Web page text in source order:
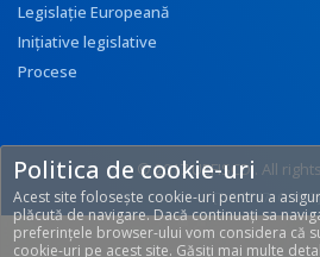
Legislație Europeană
Inițiative legislative
Procese
© 2017 UEFISCDI. All
[T: 0.2747, O: 113]
Politica de cookie-uri
Acest site folosește cookie-uri pentru a
plăcută de navigare. Dacă continuați sa
preferințele browser-ului vom considera că
cookie-uri pe acest site. Găsiți mai multe